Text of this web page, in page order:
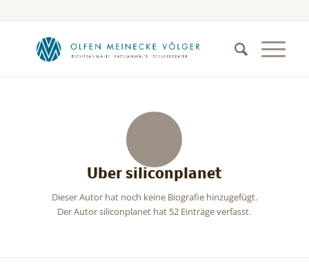
Übersiliconplanet
Dieser Autor hat noch keine Biografie hinzugefügt.
Der Autorsiliconplanet hat 52 Einträge verfasst.